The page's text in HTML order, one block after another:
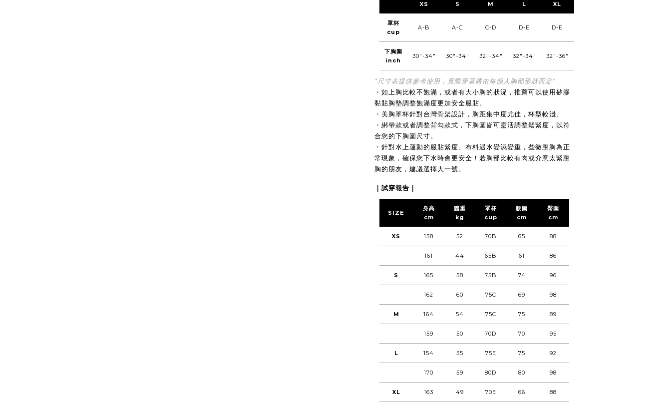
XS S M L XL
罩杯
cup
A-B A-C C-D D-E D-E
下胸圍
inch
30"-34" 30"-34" 32"-34" 32"-34" 32"-36"
*尺寸表提供參考使用，實際穿著將依每個人胸部形狀而定*
・ 如上胸比較不飽滿，或者有大小胸的狀況，推薦可以使用矽膠
黏貼胸墊調整飽滿度更加安全服貼。
・ 美胸罩杯針對台灣骨架設計，胸距集中度尤佳，杯型較淺。
・ 綁帶款或者調整背勾款式，下胸圍皆可靈活調整鬆緊度，以符
合您的下胸圍尺寸。
・ 針對水上運動的服貼緊度、 布料遇水變濕變重 ，些微壓胸為正
常現象，確保您下水時會更安全！ 若胸部比較有肉或介意太緊壓
胸的朋友，建議選擇大一號。
｜試穿報告｜
SIZE
身高
cm
體重
kg
罩杯
cup
腰圍
cm
臀圍
cm
XS 158 52 70B 65 88
161 44 65B 61 86
S 165 58 75B 74 96
162 60 75C 69 98
M 164 54 75C 75 89
159 50 70D 70 95
L 154 55 75E 75 92
170 59 80D 80 98
XL 163 49 70E 66 88